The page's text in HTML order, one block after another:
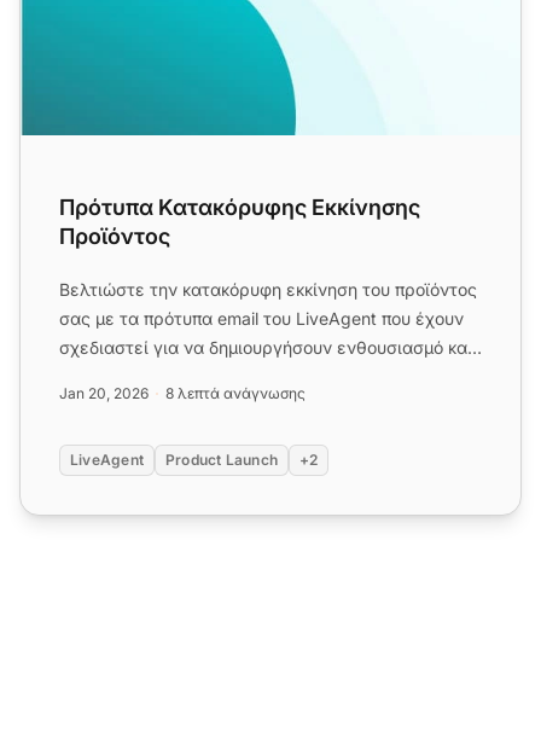
Πρότυπα Κατακόρυφης Εκκίνησης
Προϊόντος
Βελτιώστε την κατακόρυφη εκκίνηση του προϊόντος
σας με τα πρότυπα email του LiveAgent που έχουν
σχεδιαστεί για να δημιουργήσουν ενθουσιασμό και
Jan 20, 2026 8 λεπτά ανάγνωσης
LiveAgent Product Launch +2